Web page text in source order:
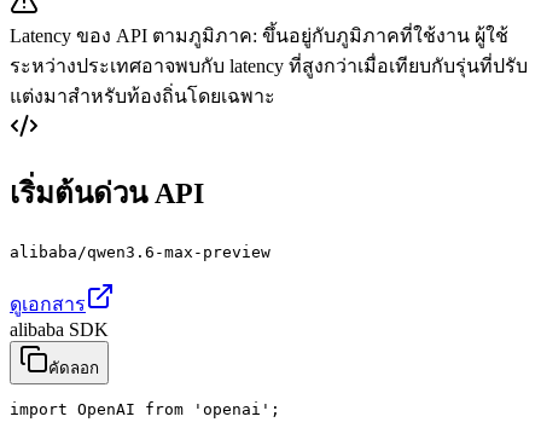
Latency ของ API ตามภูมิภาค: ขึ้นอยู่กับภูมิภาคที่ใช้งาน ผู้ใช้
ระหว่างประเทศอาจพบกับ latency ที่สูงกว่าเมื่อเทียบกับรุ่นที่ปรับ
แต่งมาสำหรับท้องถิ่นโดยเฉพาะ
เริ่มต้นด่วน API
alibaba/qwen3.6-max-preview
ดูเอกสาร
alibaba SDK
คัดลอก
import OpenAI from 'openai';